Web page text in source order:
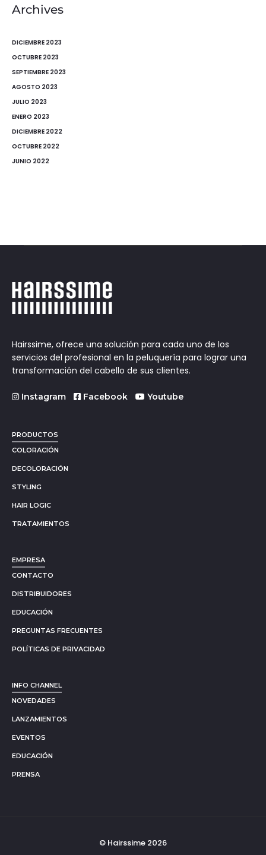
Archives
DICIEMBRE 2023
OCTUBRE 2023
SEPTIEMBRE 2023
AGOSTO 2023
JULIO 2023
ENERO 2023
DICIEMBRE 2022
OCTUBRE 2022
JUNIO 2022
Hairssime, ofrece una solución para cada uno de los
servicios del profesional en la peluquería para lograr una
transformación del cabello de sus clientes.
Instagram Facebook Youtube
PRODUCTOS
COLORACIÓN
DECOLORACIÓN
STYLING
HAIR LOGIC
TRATAMIENTOS
EMPRESA
CONTACTO
DISTRIBUIDORES
EDUCACIÓN
PREGUNTAS FRECUENTES
POLÍTICAS DE PRIVACIDAD
INFO CHANNEL
NOVEDADES
LANZAMIENTOS
EVENTOS
EDUCACIÓN
PRENSA
© Hairssime 2026